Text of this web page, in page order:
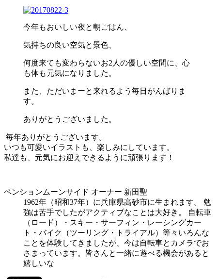
今年もおいしい夜と朝ごはん、
気持ちの良い空気と景色、
何度来ても変わらないお2人の優しい空間に、心
も体も元気になりました。
また、ただいまーと来れるよう毎日がんばりま
す。
ありがとうございました。
毎年ありがとうございます。
いつも可愛いイラストも、楽しみにしています。
私達も、元気にお迎えできるように頑張ります！
ペンションムーンサイド オーナー 新田聖
1962年（昭和37年）に兵庫県高砂市に生まれます。 勉
強は苦手でしたがアクティブなことは大好き。 自転車
（ロード）・スキー・サーフィン・レーシングカー
ト・バイク（ツーリング・トライアル）等々いろんな
ことを体験してきましたが、今は自転車とカメラでお
さまっています。皆さんと一緒に遊べる機会があると
嬉しいな